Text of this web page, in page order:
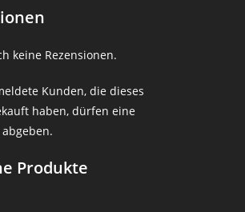
keine Rezensionen.
Kunden, die dieses
haben, dürfen eine
Produkte